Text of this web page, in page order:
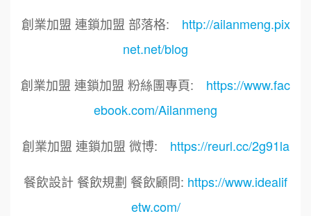
創業加盟 連鎖加盟 部落格: http://ailanmeng.pix
net.net/blog
創業加盟 連鎖加盟 粉絲團專頁: https://www.fac
ebook.com/Ailanmeng
創業加盟 連鎖加盟 微博: https://reurl.cc/2g91la
餐飲設計 餐飲規劃 餐飲顧問: https://www.idealif
etw.com/